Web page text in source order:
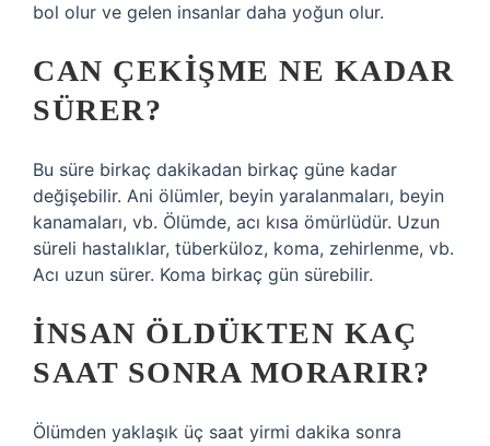
bol olur ve gelen insanlar daha yoğun olur.
CAN ÇEKIŞME NE KADAR
SÜRER?
Bu süre birkaç dakikadan birkaç güne kadar
değişebilir. Ani ölümler, beyin yaralanmaları, beyin
kanamaları, vb. Ölümde, acı kısa ömürlüdür. Uzun
süreli hastalıklar, tüberküloz, koma, zehirlenme, vb.
Acı uzun sürer. Koma birkaç gün sürebilir.
İNSAN ÖLDÜKTEN KAÇ
SAAT SONRA MORARIR?
Ölümden yaklaşık üç saat yirmi dakika sonra